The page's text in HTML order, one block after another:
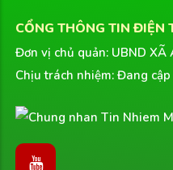
CỔNG THÔNG TIN ĐIỆN
Đơn vị chủ quản: UBND XÃ
Chịu trách nhiệm: Đang